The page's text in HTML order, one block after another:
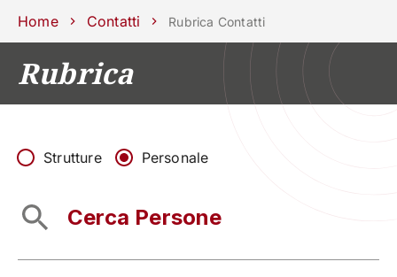
Scuole Dipartimenti Centri Sostieni
Area
phone mail search
RICERCA
ATENEO
Home Contatti Rubrica Contatti
Rubrica
Strutture Personale